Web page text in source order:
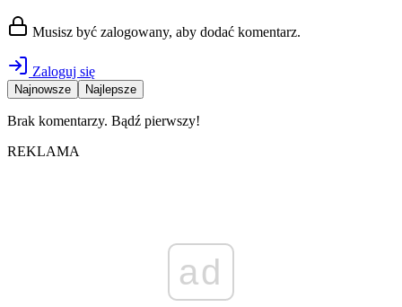
Musisz być zalogowany, aby dodać komentarz.
Zaloguj się
Najnowsze Najlepsze
Brak komentarzy. Bądź pierwszy!
REKLAMA
ad